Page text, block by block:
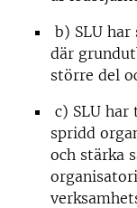
b) SLU
där
större del
c) SLU
spridd
och stärka